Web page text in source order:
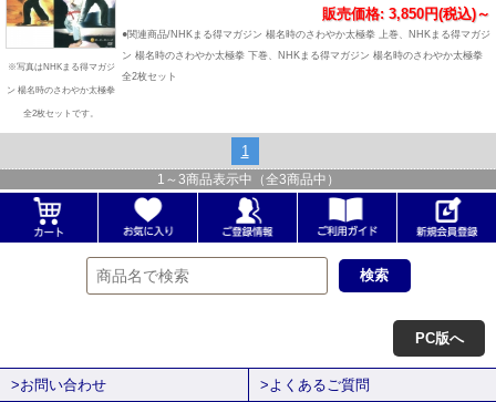
※写真はNHKまる得マガジ
ン 楊名時のさわやか太極拳
全2枚セットです。
販売価格: 3,850円(税込)～
●関連商品/NHKまる得マガジン 楊名時のさわやか太極拳 上巻、NHKまる得マガジ
ン 楊名時のさわやか太極拳 下巻、NHKまる得マガジン 楊名時のさわやか太極拳
全2枚セット
1
1 ～ 3商品表示中（全3商品中）
PC版へ
>お問い合わせ >よくあるご質問